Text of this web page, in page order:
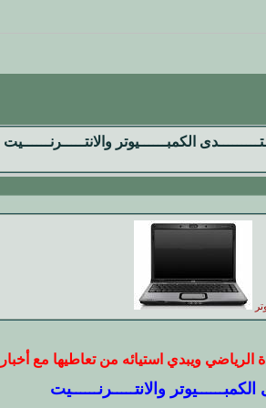
الكمبــــــيوتر والانتـــــرنــــــيت
ويبدي استيائه من تعاطيها مع أخبار
الكمبــــــيوتر والانتـــــرنــــــيت